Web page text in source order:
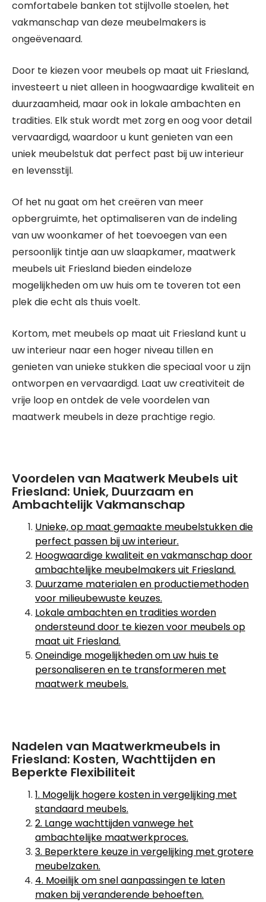
comfortabele banken tot stijlvolle stoelen, het
vakmanschap van deze meubelmakers is
ongeëvenaard.
Door te kiezen voor meubels op maat uit Friesland,
investeert u niet alleen in hoogwaardige kwaliteit en
duurzaamheid, maar ook in lokale ambachten en
tradities. Elk stuk wordt met zorg en oog voor detail
vervaardigd, waardoor u kunt genieten van een
uniek meubelstuk dat perfect past bij uw interieur
en levensstijl.
Of het nu gaat om het creëren van meer
opbergruimte, het optimaliseren van de indeling
van uw woonkamer of het toevoegen van een
persoonlijk tintje aan uw slaapkamer, maatwerk
meubels uit Friesland bieden eindeloze
mogelijkheden om uw huis om te toveren tot een
plek die echt als thuis voelt.
Kortom, met meubels op maat uit Friesland kunt u
uw interieur naar een hoger niveau tillen en
genieten van unieke stukken die speciaal voor u zijn
ontworpen en vervaardigd. Laat uw creativiteit de
vrije loop en ontdek de vele voordelen van
maatwerk meubels in deze prachtige regio.
Voordelen van Maatwerk Meubels uit
Friesland: Uniek, Duurzaam en
Ambachtelijk Vakmanschap
Unieke, op maat gemaakte meubelstukken die
perfect passen bij uw interieur.
Hoogwaardige kwaliteit en vakmanschap door
ambachtelijke meubelmakers uit Friesland.
Duurzame materialen en productiemethoden
voor milieubewuste keuzes.
Lokale ambachten en tradities worden
ondersteund door te kiezen voor meubels op
maat uit Friesland.
Oneindige mogelijkheden om uw huis te
personaliseren en te transformeren met
maatwerk meubels.
Nadelen van Maatwerkmeubels in
Friesland: Kosten, Wachttijden en
Beperkte Flexibiliteit
1. Mogelijk hogere kosten in vergelijking met
standaard meubels.
2. Lange wachttijden vanwege het
ambachtelijke maatwerkproces.
3. Beperktere keuze in vergelijking met grotere
meubelzaken.
4. Moeilijk om snel aanpassingen te laten
maken bij veranderende behoeften.